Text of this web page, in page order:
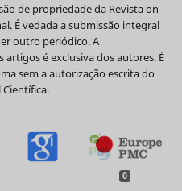
de propriedade da Revista on
É vedada a submissão integral
outro periódico. A
é exclusiva dos autores. É
sem a autorização escrita do
0